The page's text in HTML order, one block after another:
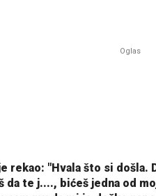
rekao: "Hvala što si
da te j...., bićeš jedna od